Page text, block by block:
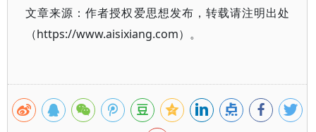
文章来源：作者授权爱思想发布，转载请注明出处
（https://www.aisixiang.com）。